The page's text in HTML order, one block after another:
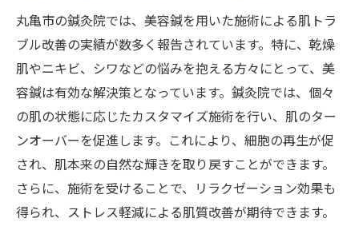
丸亀市の鍼灸院では、美容鍼を用いた施術による肌トラ
ブル改善の実績が数多く報告されています。特に、乾燥
肌やニキビ、シワなどの悩みを抱える方々にとって、美
容鍼は有効な解決策となっています。鍼灸院では、個々
の肌の状態に応じたカスタマイズ施術を行い、肌のター
ンオーバーを促進します。これにより、細胞の再生が促
され、肌本来の自然な輝きを取り戻すことができます。
さらに、施術を受けることで、リラクゼーション効果も
得られ、ストレス軽減による肌質改善が期待できます。